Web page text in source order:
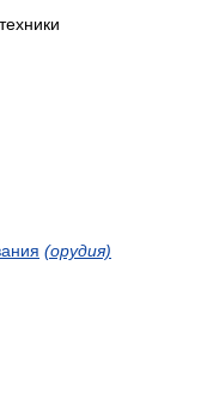
(орудия)